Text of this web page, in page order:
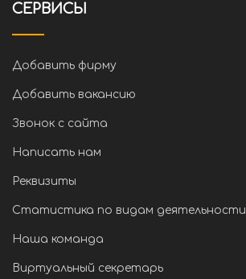
СЕРВИСЫ
Добавить фирму
Добавить вакансию
Звонок с сайта
Написать нам
Реквизиты
Статистика по видам деятельности
Наша команда
Виртуальный секретарь